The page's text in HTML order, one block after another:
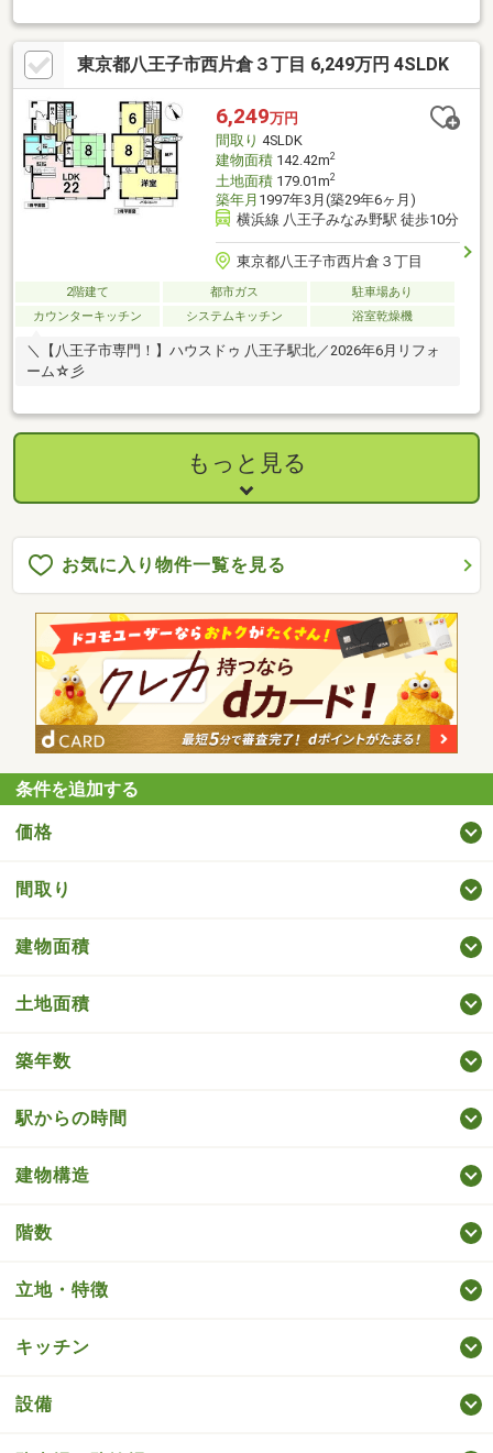
東京都八王子市西片倉３丁目 6,249万円 4SLDK
6,249万円
間取り 4SLDK
建物面積142.42m2
土地面積179.01m2
築年月 1997年3月(築29年6ヶ月)
横浜線 八王子みなみ野駅 徒歩10分
東京都八王子市西片倉３丁目
2階建て 都市ガス
駐車場あり
カウンターキッチン
システムキッチン 浴室乾燥機
＼【八王子市専門！】ハウスドゥ 八王子駅北／2026年6月リフォ
ーム☆彡
もっと見る
お気に入り物件一覧を見る
条件を追加する
価格
間取り
建物面積
土地面積
築年数
駅からの時間
建物構造
階数
立地・特徴
キッチン
設備